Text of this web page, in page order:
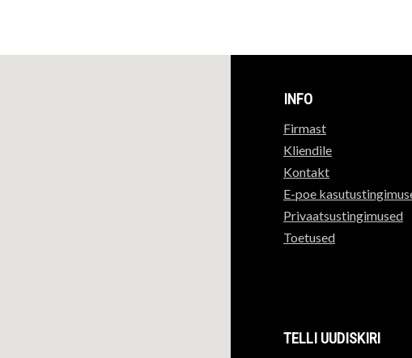
INFO
Firmast
Kliendile
Kontakt
E-poe
Privaatsustingimused
Toetused
TELLI UUDISKIRI